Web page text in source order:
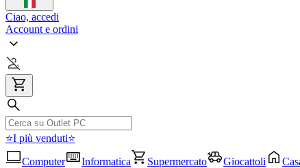
Ciao, accedi
Account e ordini
⭐I più venduti⭐
Computer
Informatica Supermercato Giocattoli